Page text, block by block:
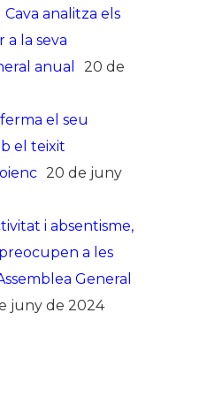
analitza els
la seva
anual
20 de
el seu
el teixit
20 de juny
i absentisme,
a les
General
juny de 2024